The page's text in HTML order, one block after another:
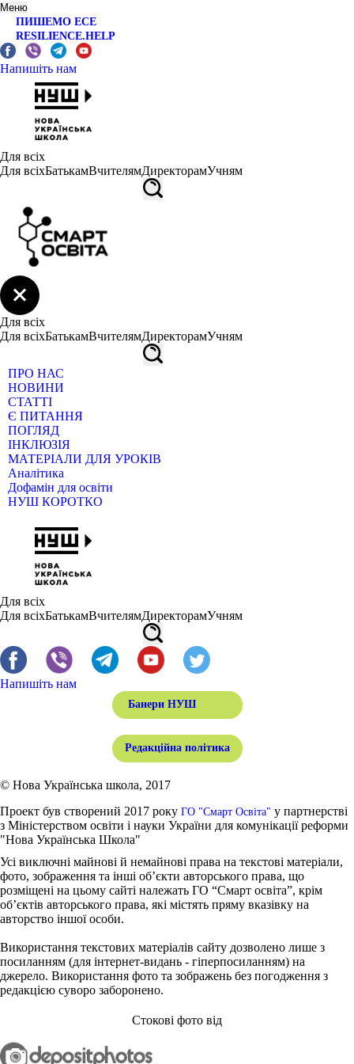
Меню
ПИШЕМО ЕСЕ
RESILIENCE.HELP
Напишіть нам
Для всіх
Для всіхБатькамВчителямДиректорамУчням
Для всіх
Для всіхБатькамВчителямДиректорамУчням
ПРО НАС
НОВИНИ
СТАТТІ
Є ПИТАННЯ
ПОГЛЯД
ІНКЛЮЗІЯ
МАТЕРІАЛИ ДЛЯ УРОКІВ
Аналітика
Дофамін для освіти
НУШ КОРОТКО
Для всіх
Для всіхБатькамВчителямДиректорамУчням
Напишіть нам
Банери НУШ
Редакційна політика
© Нова Українська школа, 2017
Проект був створений 2017 року ГО "Смарт Освіта" у партнерстві
з Міністерством освіти і науки України для комунікації реформи
"Нова Українська Школа"
Усі виключні майнові й немайнові права на текстові матеріали,
фото, зображення та інші об’єкти авторського права, що
розміщені на цьому сайті належать ГО “Смарт освіта”, крім
об’єктів авторського права, які містять пряму вказівку на
авторство іншої особи.
Використання текстових матеріалів сайту дозволено лише з
посиланням (для інтернет-видань - гіперпосиланням) на
джерело. Використання фото та зображень без погодження з
редакцією суворо заборонено.
Стокові фото від